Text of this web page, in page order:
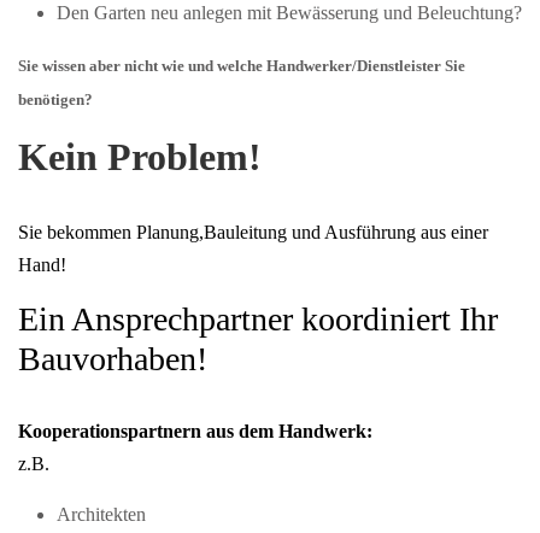
Den Garten neu anlegen mit Bewässerung und Beleuchtung?
Sie wissen aber nicht wie und welche Handwerker/Dienstleister Sie
benötigen?
Kein Problem!
Sie bekommen Planung,Bauleitung und Ausführung aus einer
Hand!
Ein Ansprechpartner koordiniert Ihr
Bauvorhaben!
Kooperationspartnern aus dem Handwerk:
z.B.
Architekten